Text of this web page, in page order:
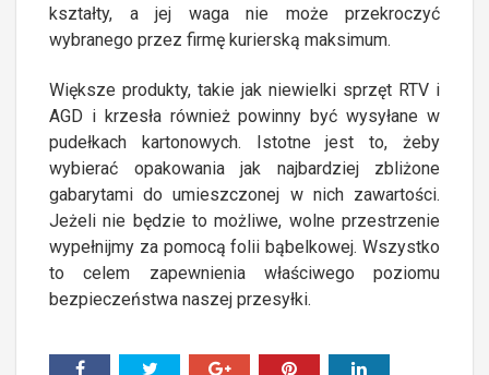
kształty, a jej waga nie może przekroczyć
wybranego przez firmę kurierską maksimum.
Większe produkty, takie jak niewielki sprzęt RTV i
AGD i krzesła również powinny być wysyłane w
pudełkach kartonowych. Istotne jest to, żeby
wybierać opakowania jak najbardziej zbliżone
gabarytami do umieszczonej w nich zawartości.
Jeżeli nie będzie to możliwe, wolne przestrzenie
wypełnijmy za pomocą folii bąbelkowej. Wszystko
to celem zapewnienia właściwego poziomu
bezpieczeństwa naszej przesyłki.